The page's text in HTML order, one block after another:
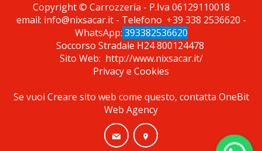
Copyright © Carrozzeria - P.Iva 06129110018
email: info@nixsacar.it- Telefono +39 338 2536620 -
WhatsApp: 393382536620
Soccorso Stradale H24800124478
Sito Web: http://www.nixsacar.it/
Privacye Cookies
Se vuoi Creare sito web come questo, contatta OneBit
Web Agency